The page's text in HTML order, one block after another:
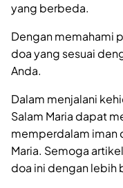
yang berbeda.
Dengan memahami
doa yang sesuai
Anda.
Dalam menjalani
Salam Maria dapat
memperdalam iman
Maria. Semoga
doa ini dengan lebih